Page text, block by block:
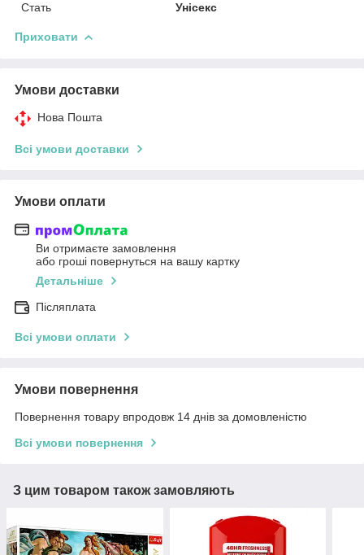
Стать
Унісекс
Приховати
Умови доставки
Нова Пошта
Всі умови доставки
Умови оплати
Ви отримаєте замовлення
або гроші повернуться на вашу картку
Детальніше
Післяплата
Всі умови оплати
Умови повернення
Повернення товару впродовж 14 днів за домовленістю
Всі умови повернення
З цим товаром також замовляють